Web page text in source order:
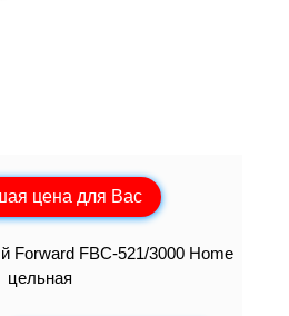
цена для Вас
Forward FBC-521/3000 Home
цельная